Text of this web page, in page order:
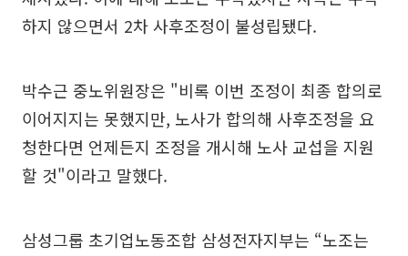
하지 않으면서 2차 사후조정이 불성립됐다.
박수근 중노위원장은 "비록 이번 조정이 최종 합의로
이어지지는 못했지만, 노사가 합의해 사후조정을 요
청한다면 언제든지 조정을 개시해 노사 교섭을 지원
할 것"이라고 말했다.
삼성그룹 초기업노동조합 삼성전자지부는 “노조는